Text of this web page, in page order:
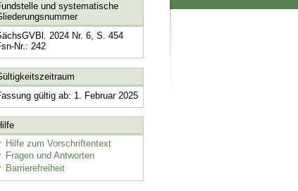
und systematische
2024 Nr. 6, S. 454
Nr.: 242
gültig ab: 1. Februar 2025
Hilfe zum Vorschriftentext
Fragen und Antworten
Barrierefreiheit